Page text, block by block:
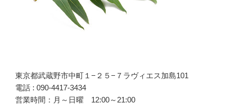
東京都武蔵野市中町１−２５−７ラヴィエス加島101
電話 : 090-4417-3434
営業時間：月～日曜 12:00～21:00